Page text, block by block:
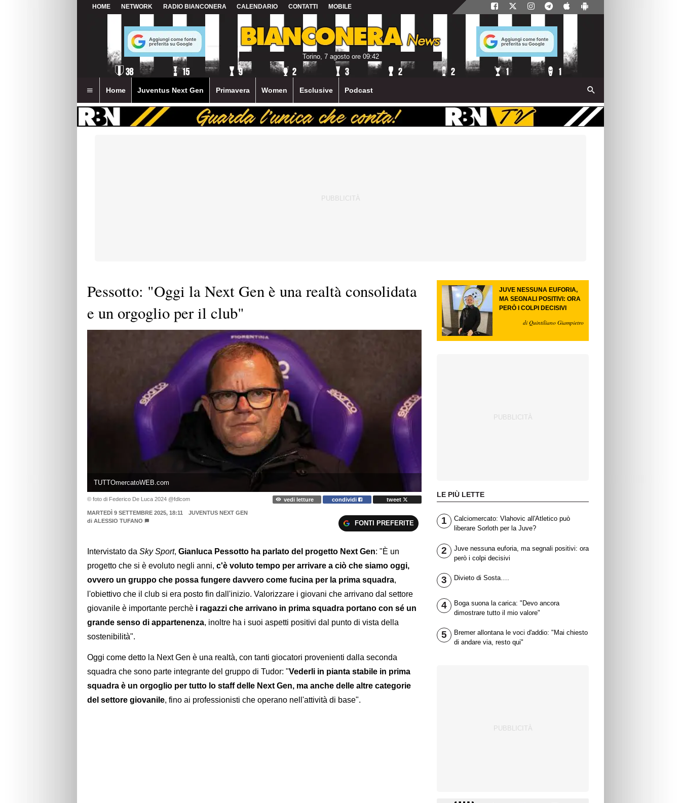
HOME NETWORK RADIO BIANCONERA CALENDARIO CONTATTI MOBILE
Torino, 7 agosto ore 09:42
Home Juventus Next Gen Primavera Women Esclusive Podcast
Pessotto: "Oggi la Next Gen è una realtà consolidata
e un orgoglio per il club"
TUTTOmercatoWEB.com
© foto di Federico De Luca 2024 @fdlcom vedi letture condividi tweet
MARTEDÌ 9 SETTEMBRE 2025, 18:11
JUVENTUS NEXT GEN
di ALESSIO TUFANO FONTI PREFERITE
Intervistato da Sky Sport, Gianluca Pessotto ha parlato del progetto Next Gen: "È un
progetto che si è evoluto negli anni, c'è voluto tempo per arrivare a ciò che siamo oggi,
ovvero un gruppo che possa fungere davvero come fucina per la prima squadra,
l'obiettivo che il club si era posto fin dall'inizio. Valorizzare i giovani che arrivano dal settore
giovanile è importante perchè i ragazzi che arrivano in prima squadra portano con sé un
grande senso di appartenenza, inoltre ha i suoi aspetti positivi dal punto di vista della
sostenibilità".
Oggi come detto la Next Gen è una realtà, con tanti giocatori provenienti dalla seconda
squadra che sono parte integrante del gruppo di Tudor: "Vederli in pianta stabile in prima
squadra è un orgoglio per tutto lo staff delle Next Gen, ma anche delle altre categorie
del settore giovanile, fino ai professionisti che operano nell'attività di base".
JUVE NESSUNA EUFORIA,
MA SEGNALI POSITIVI: ORA
PERÒ I COLPI DECISIVI
di Quintiliano Giampietro
LE PIÙ LETTE
1
Calciomercato: Vlahovic all'Atletico può
liberare Sorloth per la Juve?
2
Juve nessuna euforia, ma segnali positivi: ora
però i colpi decisivi
3 Divieto di Sosta….
4
Boga suona la carica: "Devo ancora
dimostrare tutto il mio valore"
5
Bremer allontana le voci d'addio: "Mai chiesto
di andare via, resto qui"